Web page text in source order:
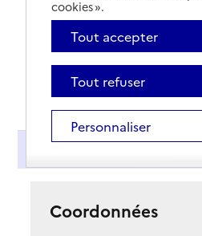
Coordonnées
cookies ».
Tout accepter
Tout refuser
Personnaliser